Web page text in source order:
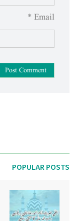
Email *
Post Comment
POPULAR POSTS